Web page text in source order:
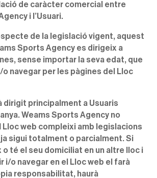
de caràcter comercial entre
i l’Usuari.
de la legislació vigent, aquest
Sports Agency es dirigeix a
sense importar la seva edat, que
o navegar per les pàgines del Lloc
dirigit principalment a Usuaris
Weams Sports Agency no
Lloc web compleixi amb legislacions
ja sigui totalment o parcialment. Si
o té el seu domiciliat en un altre lloc i
i/o navegar en el Lloc web el farà
responsabilitat, haurà